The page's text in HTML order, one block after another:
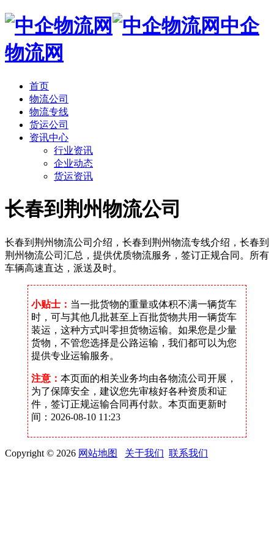
中企
物流网
首页
物流公司
物流专线
货运公司
资讯中心
行业资讯
企业动态
货运资讯
长春到荆州物流公司
长春到荆州物流公司介绍，长春到荆州物流专线介绍，长春到
荆州物流公司汇总，提供优质物流服务，签订正规合同。所有
车辆高速直达，派送及时。
小贴士： 当一批货物的重量或体积不满一辆货车
时，可与其他几批甚至上百批货物共用一辆货车
装运，这种方式叫零担货物运输。如果您是少量
货物，不管您选择是公路运输，我们都可以为您
提供专业运输服务。
注意：本页面的相关业务均由各物流公司开展，
为了保障安全，建议您先审核好各种资质和证
件，签订正规运输合同再付款。本页面更新时
间：2026-08-10 11:23
Copyright © 2026 网站地图 关于我们 联系我们